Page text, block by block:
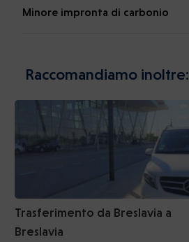
Minore impronta di carbonio
Raccomandiamo inoltre:
Trasferimento da Breslavia a
Breslavia